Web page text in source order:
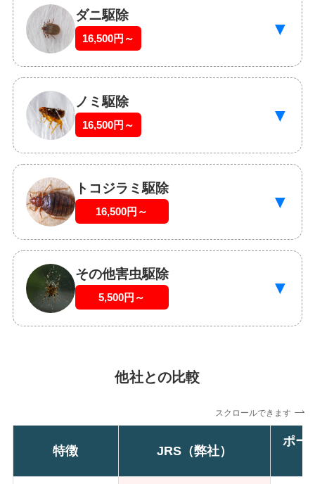
ダニ駆除
16,500円～ ▼
ノミ駆除
16,500円～ ▼
トコジラミ駆除
16,500円～ ▼
その他害虫駆除
5,500円～ ▼
他社との比較
スクロールできます
特徴 JRS（弊社）
ポー